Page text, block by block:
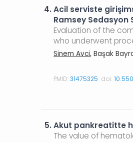
4.Acil serviste
Ramsey Sedasyon
Evaluation of the
who underwent
Sinem Avci, Başak
PMID:31475325 doi:
5.Akut pankreatitte
The value of